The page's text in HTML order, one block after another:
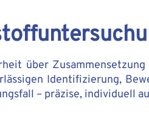
über
Identifizierung,
– präzise, individuell